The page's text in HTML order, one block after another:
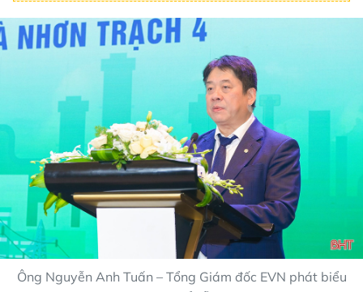
Ông Nguyễn Anh Tuấn – Tổng Giám đốc EVN phát biểu